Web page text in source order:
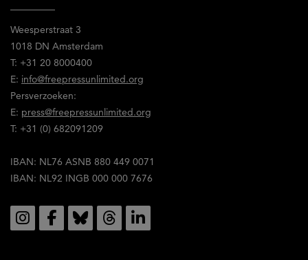
Weesperstraat 3
1018 DN Amsterdam
T: +31 20 8000400
E: info@freepressunlimited.org
Persverzoeken:
E: press@freepressunlimited.org
T: +31 (0) 682091209
IBAN: NL76 ASNB 880 449 0071
IBAN: NL92 INGB 000 000 7676
Social
stem
in
met
de
inhoud
ervan.